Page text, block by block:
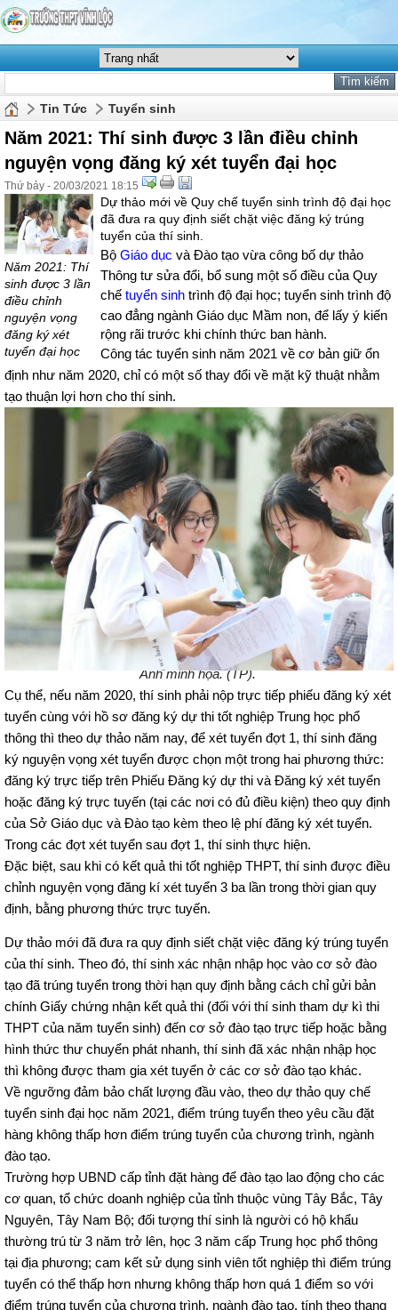
Tin Tức Tuyển sinh
Năm 2021: Thí sinh được 3 lần điều chỉnh
nguyện vọng đăng ký xét tuyển đại học
Thứ bảy - 20/03/2021 18:15
Năm 2021: Thí
sinh được 3 lần
điều chỉnh
nguyện vọng
đăng ký xét
tuyển đại học
Dự thảo mới về Quy chế tuyển sinh trình độ đại học
đã đưa ra quy định siết chặt việc đăng ký trúng
tuyển của thí sinh.
Bộ Giáo dục và Đào tạo vừa công bố dự thảo
Thông tư sửa đổi, bổ sung một số điều của Quy
chế tuyển sinh trình độ đại học; tuyển sinh trình độ
cao đẳng ngành Giáo dục Mầm non, để lấy ý kiến
rộng rãi trước khi chính thức ban hành.
Công tác tuyển sinh năm 2021 về cơ bản giữ ổn
định như năm 2020, chỉ có một số thay đổi về mặt kỹ thuật nhằm
tạo thuận lợi hơn cho thí sinh.
Ảnh minh họa. (TP).
Cụ thể, nếu năm 2020, thí sinh phải nộp trực tiếp phiếu đăng ký xét
tuyển cùng với hồ sơ đăng ký dự thi tốt nghiệp Trung học phổ
thông thì theo dự thảo năm nay, để xét tuyển đợt 1, thí sinh đăng
ký nguyện vọng xét tuyển được chọn một trong hai phương thức:
đăng ký trực tiếp trên Phiếu Đăng ký dự thi và Đăng ký xét tuyển
hoặc đăng ký trực tuyến (tại các nơi có đủ điều kiện) theo quy định
của Sở Giáo dục và Đào tạo kèm theo lệ phí đăng ký xét tuyển.
Trong các đợt xét tuyển sau đợt 1, thí sinh thực hiện.
Đặc biệt, sau khi có kết quả thi tốt nghiệp THPT, thí sinh được điều
chỉnh nguyện vọng đăng kí xét tuyển 3 ba lần trong thời gian quy
định, bằng phương thức trực tuyến.
Dự thảo mới đã đưa ra quy định siết chặt việc đăng ký trúng tuyển
của thí sinh. Theo đó, thí sinh xác nhận nhập học vào cơ sở đào
tạo đã trúng tuyển trong thời hạn quy định bằng cách chỉ gửi bản
chính Giấy chứng nhận kết quả thi (đối với thí sinh tham dự kì thi
THPT của năm tuyển sinh) đến cơ sở đào tạo trực tiếp hoặc bằng
hình thức thư chuyển phát nhanh, thí sinh đã xác nhận nhập học
thì không được tham gia xét tuyển ở các cơ sở đào tạo khác.
Về ngưỡng đảm bảo chất lượng đầu vào, theo dự thảo quy chế
tuyển sinh đại học năm 2021, điểm trúng tuyển theo yêu cầu đặt
hàng không thấp hơn điểm trúng tuyển của chương trình, ngành
đào tạo.
Trường hợp UBND cấp tỉnh đặt hàng để đào tạo lao động cho các
cơ quan, tổ chức doanh nghiệp của tỉnh thuộc vùng Tây Bắc, Tây
Nguyên, Tây Nam Bộ; đối tượng thí sinh là người có hộ khẩu
thường trú từ 3 năm trở lên, học 3 năm cấp Trung học phổ thông
tại địa phương; cam kết sử dụng sinh viên tốt nghiệp thì điểm trúng
tuyển có thể thấp hơn nhưng không thấp hơn quá 1 điểm so với
điểm trúng tuyển của chương trình, ngành đào tạo, tính theo thang